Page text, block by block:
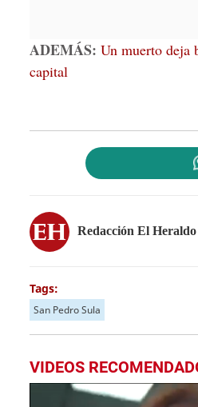
ADEMÁS: Un muerto deja
capital
Redacción El Heraldo
Tags:
San Pedro Sula
VIDEOS